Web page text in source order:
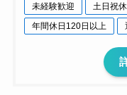
未経験歓迎 土日祝
年間休日120日以上